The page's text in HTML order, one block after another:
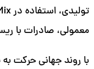
معمولی، صادرات با